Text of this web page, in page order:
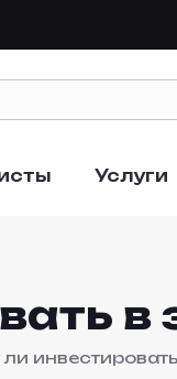
Услуги
в
ли